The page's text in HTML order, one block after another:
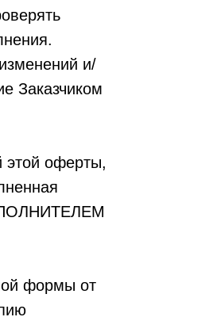
и/
Заказчиком
этой оферты,
формы от